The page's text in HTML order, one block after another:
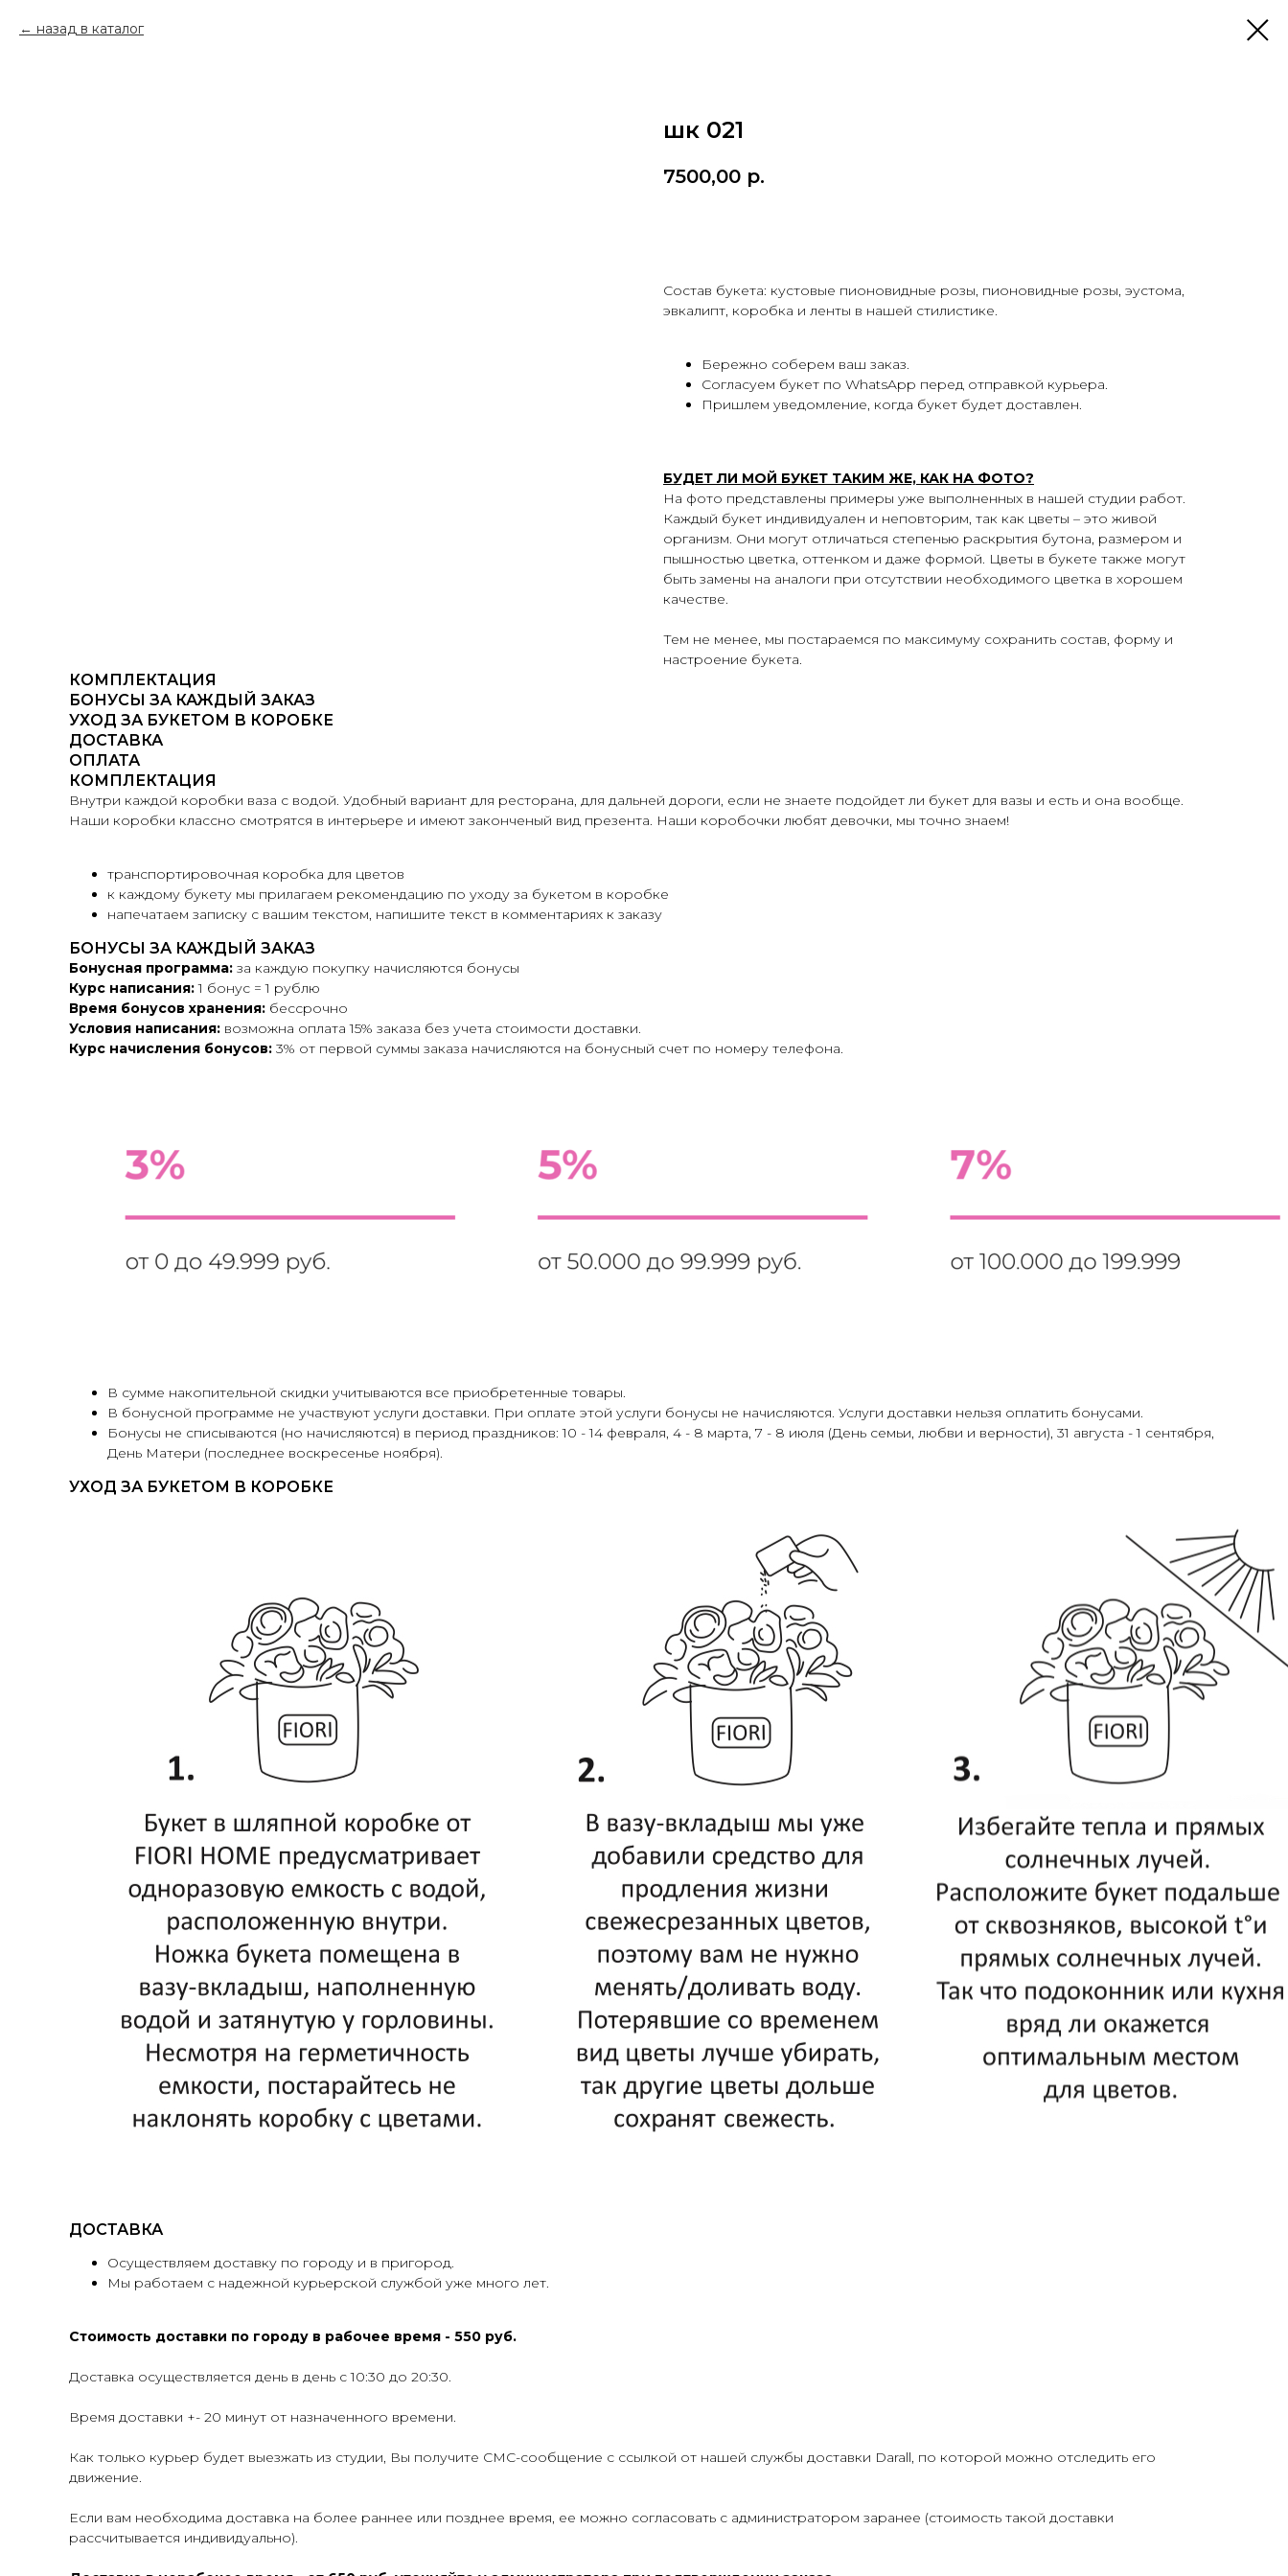
назад в каталог
шк 021
7500,00 р.
Состав букета: кустовые пионовидные розы, пионовидные розы, эустома,
эвкалипт, коробка и ленты в нашей стилистике.
Бережно соберем ваш заказ.
Согласуем букет по WhatsApp перед отправкой курьера.
Пришлем уведомление, когда букет будет доставлен.
БУДЕТ ЛИ МОЙ БУКЕТ ТАКИМ ЖЕ, КАК НА ФОТО?
На фото представлены примеры уже выполненных в нашей студии работ.
Каждый букет индивидуален и неповторим, так как цветы – это живой
организм. Они могут отличаться степенью раскрытия бутона, размером и
пышностью цветка, оттенком и даже формой. Цветы в букете также могут
быть замены на аналоги при отсутствии необходимого цветка в хорошем
качестве.
Тем не менее, мы постараемся по максимуму сохранить состав, форму и
настроение букета.
КОМПЛЕКТАЦИЯ
БОНУСЫ ЗА КАЖДЫЙ ЗАКАЗ
УХОД ЗА БУКЕТОМ В КОРОБКЕ
ДОСТАВКА
ОПЛАТА
КОМПЛЕКТАЦИЯ
Внутри каждой коробки ваза с водой. Удобный вариант для ресторана, для дальней дороги, если не знаете подойдет ли букет для вазы и есть и она вообще.
Наши коробки классно смотрятся в интерьере и имеют законченый вид презента. Наши коробочки любят девочки, мы точно знаем!
транспортировочная коробка для цветов
к каждому букету мы прилагаем рекомендацию по уходу за букетом в коробке
напечатаем записку с вашим текстом, напишите текст в комментариях к заказу
БОНУСЫ ЗА КАЖДЫЙ ЗАКАЗ
Бонусная программа: за каждую покупку начисляются бонусы
Курс написания:1 бонус = 1 рублю
Время бонусов хранения: бессрочно
Условия написания: возможна оплата 15% заказа без учета стоимости доставки.
Курс начисления бонусов: 3% от первой суммы заказа начисляются на бонусный счет по номеру телефона.
В сумме накопительной скидки учитываются все приобретенные товары.
В бонусной программе не участвуют услуги доставки. При оплате этой услуги бонусы не начисляются. Услуги доставки нельзя оплатить бонусами.
Бонусы не списываются (но начисляются) в период праздников: 10 - 14 февраля, 4 - 8 марта, 7 - 8 июля (День семьи, любви и верности), 31 августа - 1 сентября,
День Матери (последнее воскресенье ноября).
УХОД ЗА БУКЕТОМ В КОРОБКЕ
ДОСТАВКА
Осуществляем доставку по городу и в пригород.
Мы работаем с надежной курьерской службой уже много лет.
Стоимость доставки по городу в рабочее время - 550 руб.
Доставка осуществляется день в день с 10:30 до 20:30.
Время доставки +- 20 минут от назначенного времени.
Как только курьер будет выезжать из студии, Вы получите СМС-сообщение с ссылкой от нашей службы доставки Darall, по которой можно отследить его
движение.
Если вам необходима доставка на более раннее или позднее время, ее можно согласовать с администратором заранее (стоимость такой доставки
рассчитывается индивидуально).